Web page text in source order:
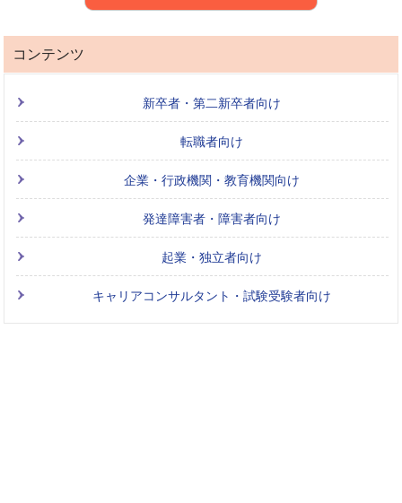
コンテンツ
新卒者・第二新卒者向け
転職者向け
企業・行政機関・教育機関向け
発達障害者・障害者向け
起業・独立者向け
キャリアコンサルタント・試験受験者向け